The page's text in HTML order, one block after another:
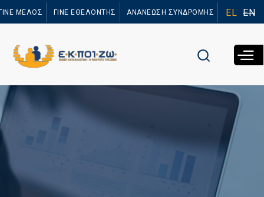
προς το
ΜΕΛΟΣ ΓΙΝΕ ΕΘΕΛΟΝΤΗΣ ΑΝΑΝΕΩΣΗ ΣΥΝΔΡΟΜΗΣ EL EN